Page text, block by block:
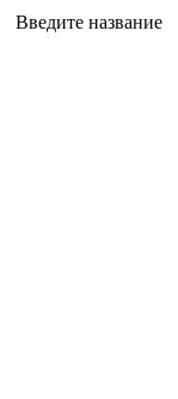
Введите название